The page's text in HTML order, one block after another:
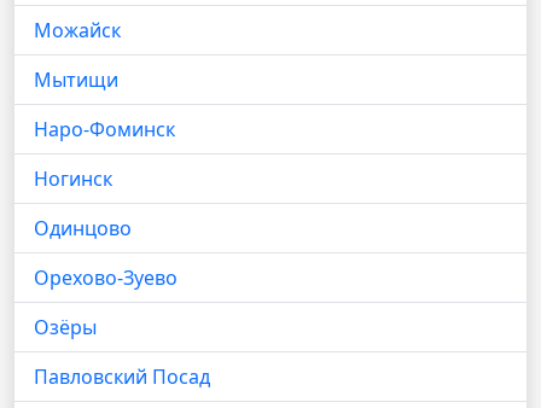
Можайск
Мытищи
Наро-Фоминск
Ногинск
Одинцово
Орехово-Зуево
Озёры
Павловский Посад